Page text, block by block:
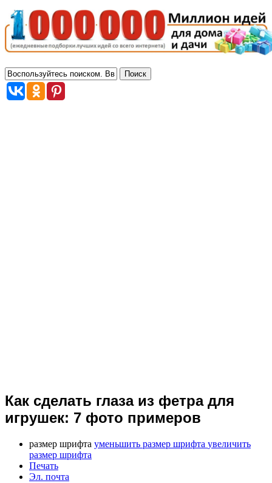
Как сделать глаза из фетра для
игрушек: 7 фото примеров
размер шрифта уменьшить размер шрифта увеличить
размер шрифта
Печать
Эл. почта